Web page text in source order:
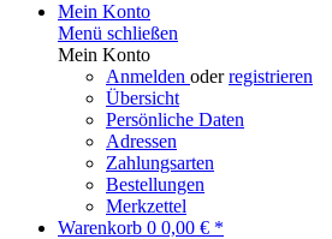
Mein Konto
Menü schließen
Mein Konto
Anmelden oderregistrieren
Übersicht
Persönliche Daten
Adressen
Zahlungsarten
Bestellungen
Merkzettel
Warenkorb 0 0,00 € *